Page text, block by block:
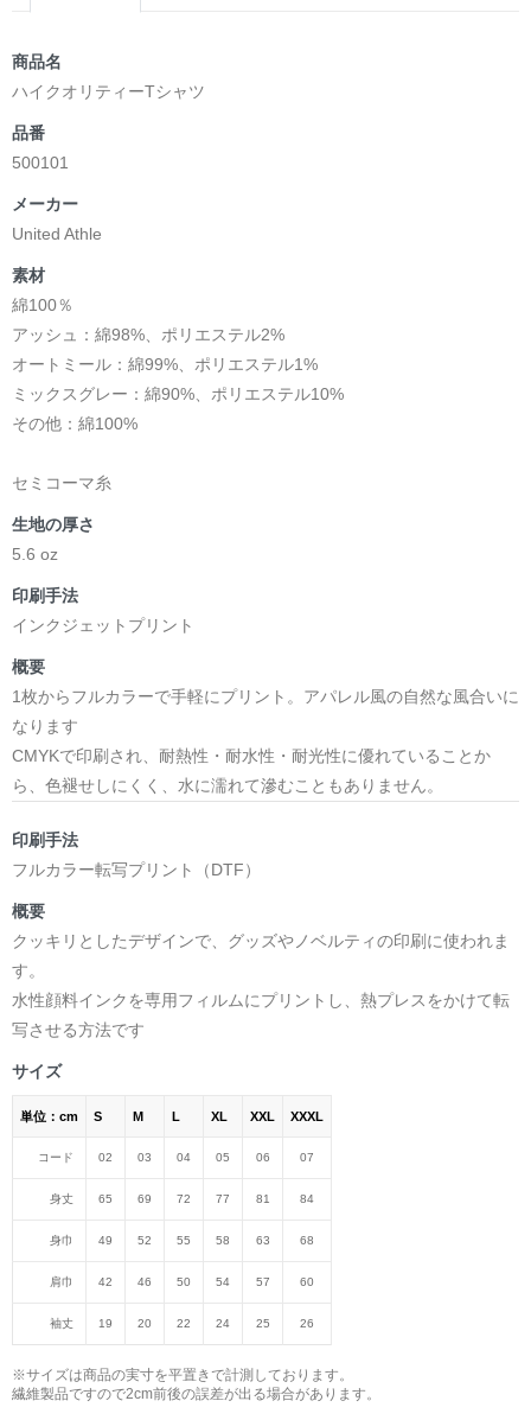
商品名
ハイクオリティーTシャツ
品番
500101
メーカー
United Athle
素材
綿100％
アッシュ：綿98%、ポリエステル2%
オートミール：綿99%、ポリエステル1%
ミックスグレー：綿90%、ポリエステル10%
その他：綿100%
セミコーマ糸
生地の厚さ
5.6 oz
印刷手法
インクジェットプリント
概要
1枚からフルカラーで手軽にプリント。アパレル風の自然な風合いに
なります
CMYKで印刷され、耐熱性・耐水性・耐光性に優れていることか
ら、色褪せしにくく、水に濡れて滲むこともありません。
印刷手法
フルカラー転写プリント（DTF）
概要
クッキリとしたデザインで、グッズやノベルティの印刷に使われま
す。
水性顔料インクを専用フィルムにプリントし、熱プレスをかけて転
写させる方法です
サイズ
単位：cm S M L XL XXL XXXL
コード 02 03 04 05 06 07
身丈 65 69 72 77 81 84
身巾 49 52 55 58 63 68
肩巾 42 46 50 54 57 60
袖丈 19 20 22 24 25 26
※サイズは商品の実寸を平置きで計測しております。
繊維製品ですので2cm前後の誤差が出る場合があります。